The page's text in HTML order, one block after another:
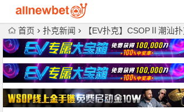
首页 扑克新闻 【EV扑克】CSOPⅡ潮汕扑克系列赛圆满落幕 潘枫附